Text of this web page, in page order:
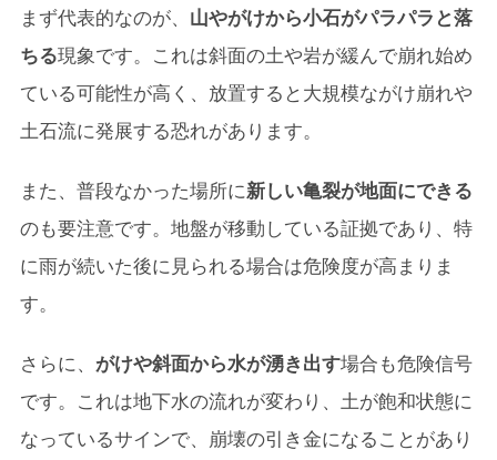
まず代表的なのが、 山やがけから小石がパラパラと落
ちる現象です。これは斜面の土や岩が緩んで崩れ始め
ている可能性が高く、放置すると大規模ながけ崩れや
土石流に発展する恐れがあります。
また、普段なかった場所に新しい亀裂が地面にできる
のも要注意です。地盤が移動している証拠であり、特
に雨が続いた後に見られる場合は危険度が高まりま
す。
さらに、 がけや斜面から水が湧き出す場合も危険信号
です。これは地下水の流れが変わり、土が飽和状態に
なっているサインで、崩壊の引き金になることがあり